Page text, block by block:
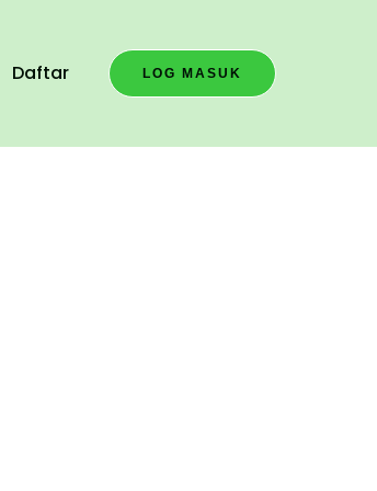
Daftar LOG MASUK